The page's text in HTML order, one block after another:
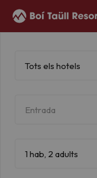
Tots els hotels
Entrada
1 hab, 2 adults